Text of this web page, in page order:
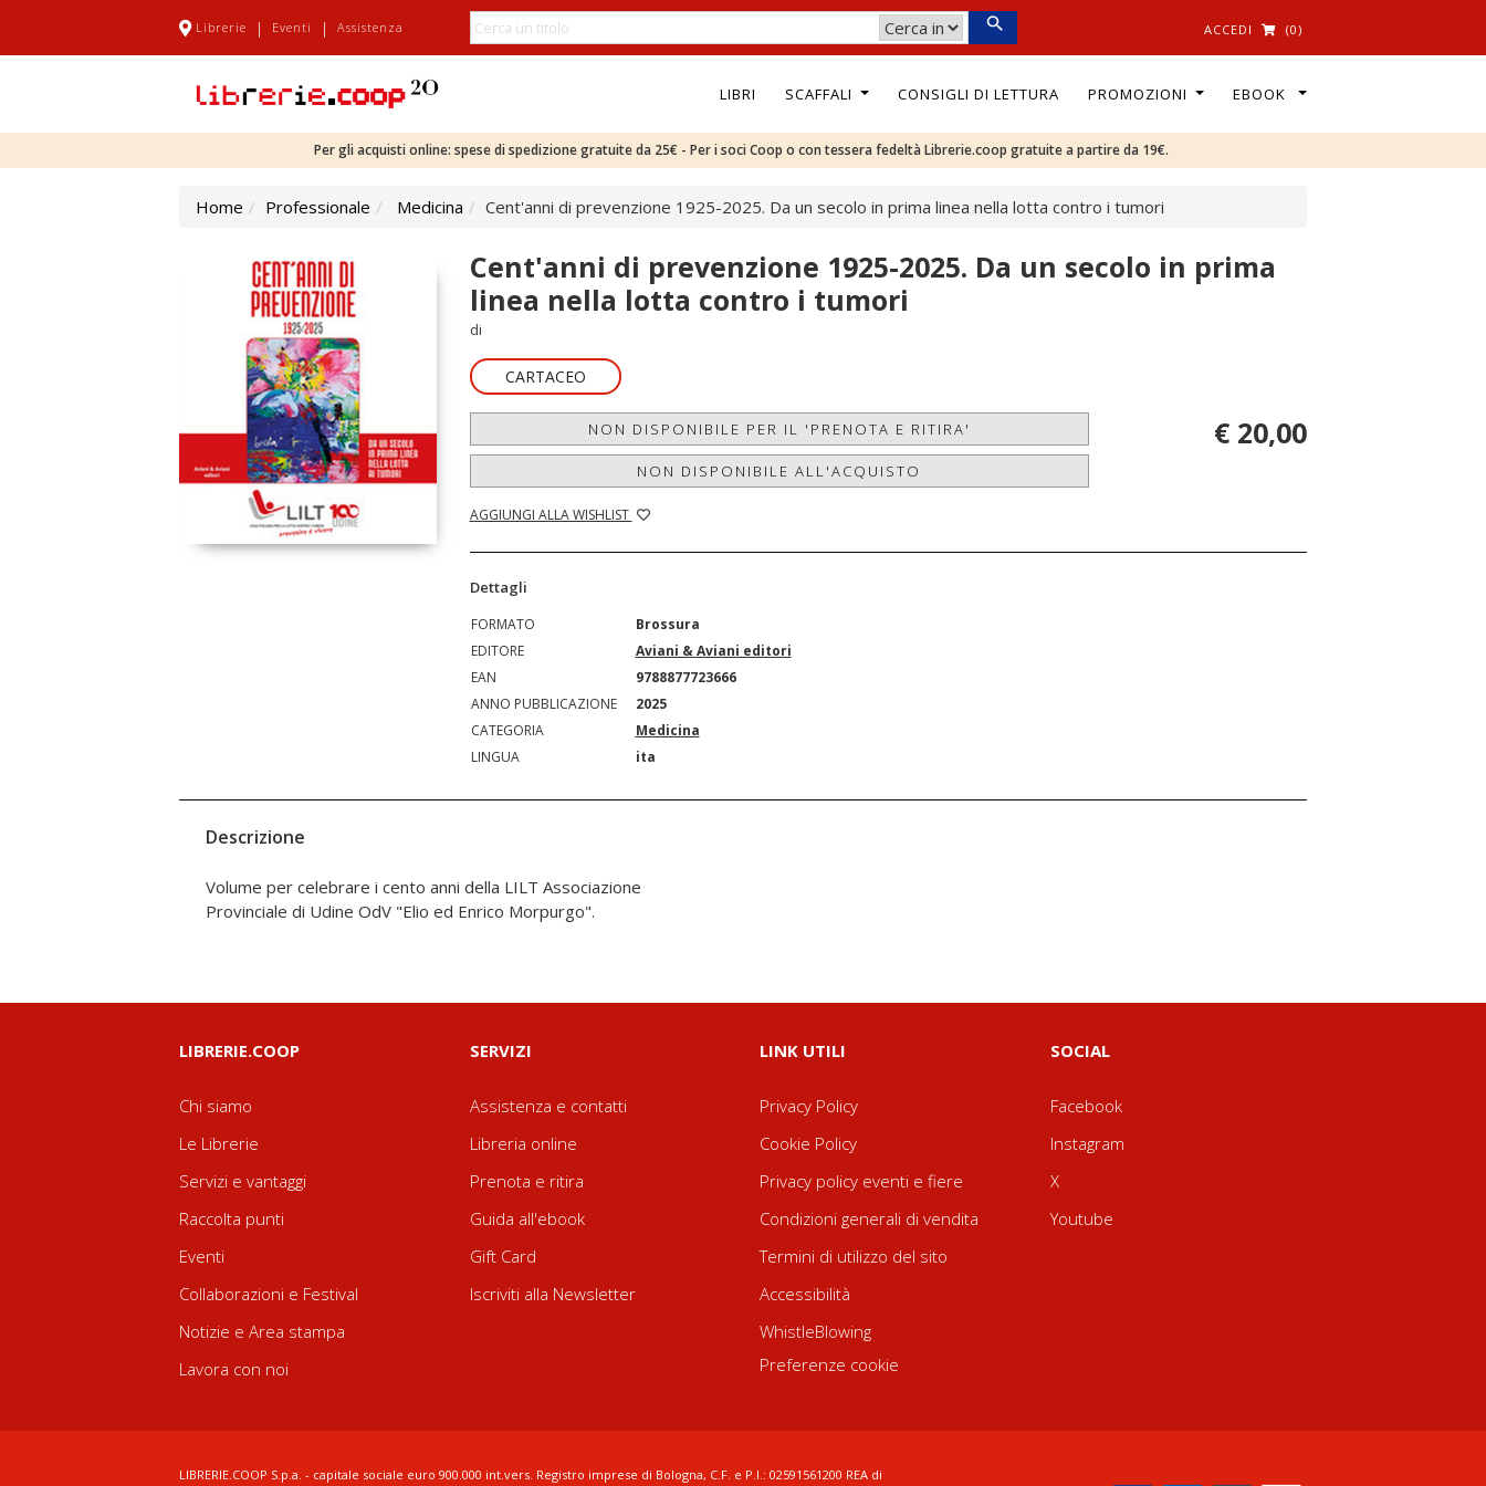
Librerie | Eventi | Assistenza ACCEDI (0)
LIBRI SCAFFALI CONSIGLI DI LETTURA PROMOZIONI EBOOK
Per gli acquisti online: spese di spedizione gratuite da 25€ - Per i soci Coop o con tessera fedeltà Librerie.coop gratuite a partire da 19€.
Home Professionale Medicina Cent'anni di prevenzione 1925-2025. Da un secolo in prima linea nella lotta contro i tumori
Cent'anni di prevenzione 1925-2025. Da un secolo in prima
linea nella lotta contro i tumori
di
CARTACEO
NON DISPONIBILE PER IL 'PRENOTA E RITIRA'
NON DISPONIBILE ALL'ACQUISTO
AGGIUNGI ALLA WISHLIST
€ 20,00
Dettagli
FORMATO
Brossura
EDITORE
Aviani & Aviani editori
EAN
9788877723666
ANNO PUBBLICAZIONE
2025
CATEGORIA
Medicina
LINGUA
ita
Descrizione
Volume per celebrare i cento anni della LILT Associazione
Provinciale di Udine OdV "Elio ed Enrico Morpurgo".
LIBRERIE.COOP
Chi siamo
Le Librerie
Servizi e vantaggi
Raccolta punti
Eventi
Collaborazioni e Festival
Notizie e Area stampa
Lavora con noi
SERVIZI
Assistenza e contatti
Libreria online
Prenota e ritira
Guida all'ebook
Gift Card
Iscriviti alla Newsletter
LINK UTILI
Privacy Policy
Cookie Policy
Privacy policy eventi e fiere
Condizioni generali di vendita
Termini di utilizzo del sito
Accessibilità
WhistleBlowing
Preferenze cookie
SOCIAL
Facebook
Instagram
X
Youtube
LIBRERIE.COOP S.p.a. - capitale sociale euro 900.000 int.vers. Registro imprese di Bologna, C.F. e P.I.: 02591561200 REA di